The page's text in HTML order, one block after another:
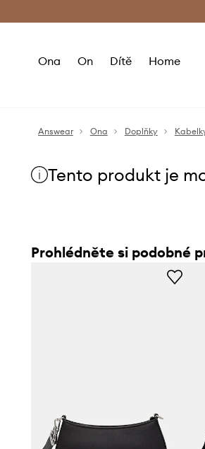
Ona On Dítě Home
Answear Ona Doplňky
Tento produkt je
Prohlédněte si podobné